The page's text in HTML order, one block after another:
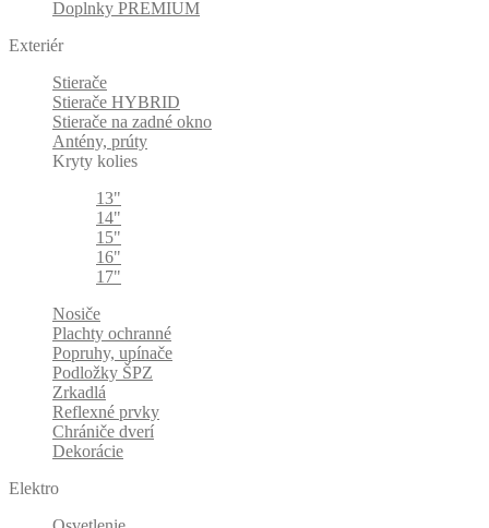
Doplnky PREMIUM
Exteriér
Stierače
Stierače HYBRID
Stierače na zadné okno
Antény, prúty
Kryty kolies
13"
14"
15"
16"
17"
Nosiče
Plachty ochranné
Popruhy, upínače
Podložky ŠPZ
Zrkadlá
Reflexné prvky
Chrániče dverí
Dekorácie
Elektro